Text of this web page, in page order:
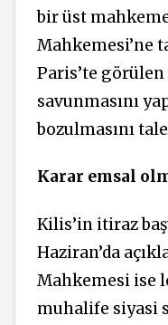
bir üst
Mahkemesi’ne
Paris’te
savunmasını
bozulmasını
Karar emsal
Kilis’in itiraz
Haziran’da
Mahkemesi ise
muhalife siyasi